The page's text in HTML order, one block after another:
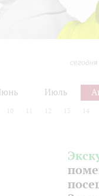
Июль
10 12 13 14